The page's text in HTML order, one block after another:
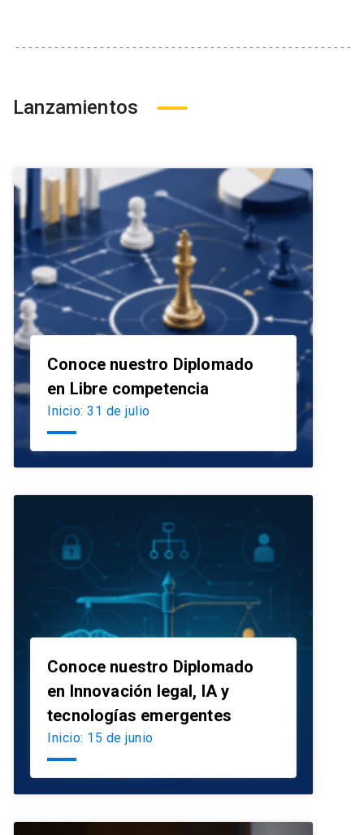
Lanzamientos
Conoce nuestro Diplomado
en Libre competencia
Inicio: 31 de julio
Conoce nuestro Diplomado
en Innovación legal, IA y
tecnologías emergentes
Inicio: 15 de junio